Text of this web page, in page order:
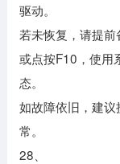
驱动。
若未恢复，请提
或点按F10，使用
态。
如故障依旧，建
常。
28、